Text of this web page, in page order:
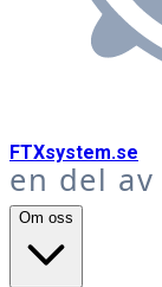
FTXsystem.se
en del av
Om oss